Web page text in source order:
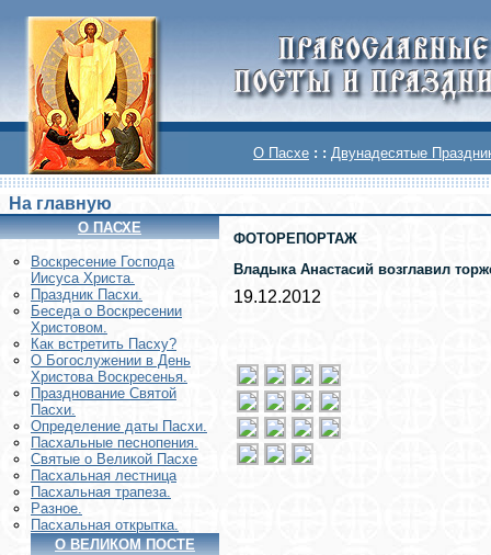
О Пасхе : : Двунадесятые
На главную
О ПАСХЕ
Воскреcение Господа
Иисуса Христа.
Праздник Пасхи.
Беседа о Воскресении
Христовом.
Как встретить Пасху?
О Богослужении в День
Христова Воскресенья.
Празднование Святой
Пасхи.
Определение даты Пасхи.
Пасхальные песнопения.
Святые о Великой Пасхе
Пасхальная лестница
Пасхальная трапеза.
Разное.
Пасхальная открытка.
О ВЕЛИКОМ ПОСТЕ
ФОТОРЕПОРТАЖ
Владыка Анастасий возглавил
19.12.2012